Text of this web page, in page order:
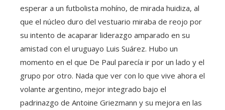
esperar a un futbolista mohíno, de mirada huidiza, al
que el núcleo duro del vestuario miraba de reojo por
su intento de acaparar liderazgo amparado en su
amistad con el uruguayo Luis Suárez. Hubo un
momento en el que De Paul parecía ir por un lado y el
grupo por otro. Nada que ver con lo que vive ahora el
volante argentino, mejor integrado bajo el
padrinazgo de Antoine Griezmann y su mejora en las